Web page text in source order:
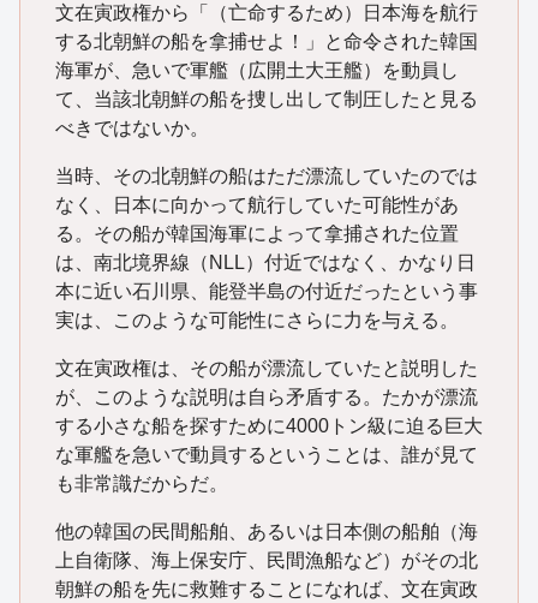
文在寅政権から「（亡命するため）日本海を航行
する北朝鮮の船を拿捕せよ！」と命令された韓国
海軍が、急いで軍艦（広開土大王艦）を動員し
て、当該北朝鮮の船を捜し出して制圧したと見る
べきではないか。
当時、その北朝鮮の船はただ漂流していたのでは
なく、日本に向かって航行していた可能性があ
る。その船が韓国海軍によって拿捕された位置
は、南北境界線（NLL）付近ではなく、かなり日
本に近い石川県、能登半島の付近だったという事
実は、このような可能性にさらに力を与える。
文在寅政権は、その船が漂流していたと説明した
が、このような説明は自ら矛盾する。たかが漂流
する小さな船を探すために4000トン級に迫る巨大
な軍艦を急いで動員するということは、誰が見て
も非常識だからだ。
他の韓国の民間船舶、あるいは日本側の船舶（海
上自衛隊、海上保安庁、民間漁船など）がその北
朝鮮の船を先に救難することになれば、文在寅政